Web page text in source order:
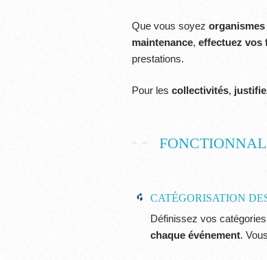
Que vous soyez
maintenance, effectuez vos
prestations.
Pour les collectivités,
CATÉGORISATION
Définissez vos
chaque événement.